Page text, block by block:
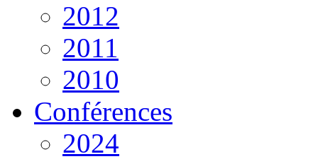
2012
2011
2010
Conférences
2024